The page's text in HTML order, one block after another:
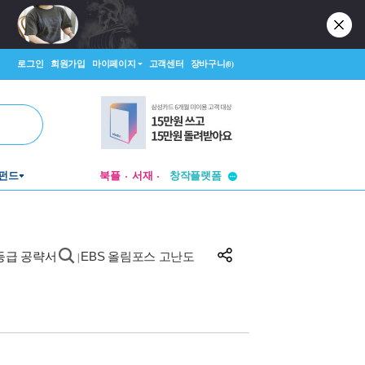
로그인 회원가입 마이페이지 고객센터 장바구니(0)
드 북플 서재
창작플랫폼
급 공략서 EBS 올림포스 고난도